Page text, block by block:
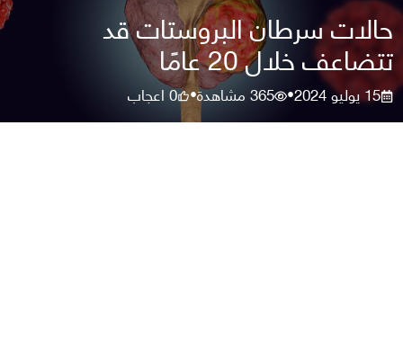
حالات سرطان البروستات قد
تتضاعف خلال 20 عامًا
15 يوليو 2024 •
365مشاهدة•
0اعجاب